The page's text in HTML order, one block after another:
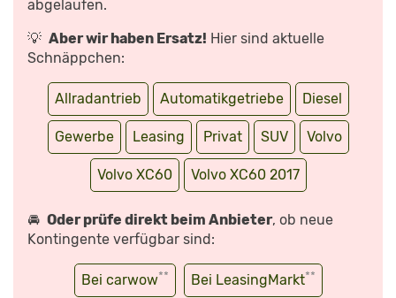
abgelaufen.
💡 Aber wir haben Ersatz! Hier sind aktuelle
Schnäppchen:
Allradantrieb Automatikgetriebe Diesel
Gewerbe Leasing Privat SUV Volvo
Volvo XC60 Volvo XC60 2017
🚘 Oder prüfe direkt beim Anbieter, ob neue
Kontingente verfügbar sind:
Bei carwow** Bei LeasingMarkt**
ANZEIGEN